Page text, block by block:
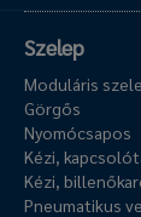
Szelep
Moduláris
Görgős
Nyomócsapos
Kézi,
Kézi,
Pneumatikus